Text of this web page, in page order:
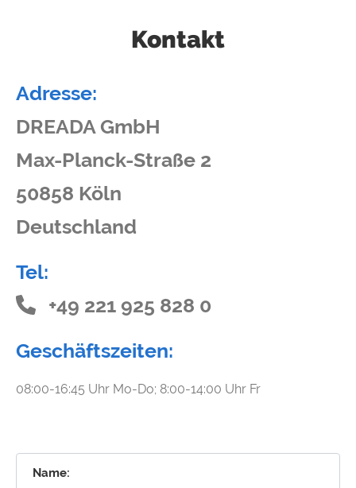
Kontakt
Adresse:
DREADA GmbH
Max-Planck-Straße 2
50858 Köln
Deutschland
Tel:
+49 221 925 828 0
Geschäftszeiten:
08:00-16:45 Uhr Mo-Do; 8:00-14:00 Uhr Fr